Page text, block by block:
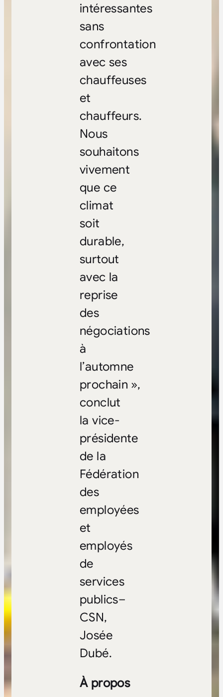
intéressantes
sans
confrontation
avec ses
chauffeuses
et
chauffeurs.
Nous
souhaitons
vivement
que ce
climat
soit
durable,
surtout
avec la
reprise
des
négociations
à
l’automne
prochain »,
conclut
la vice-
présidente
de la
Fédération
des
employées
et
employés
de
services
publics–
CSN,
Josée
Dubé.
À propos